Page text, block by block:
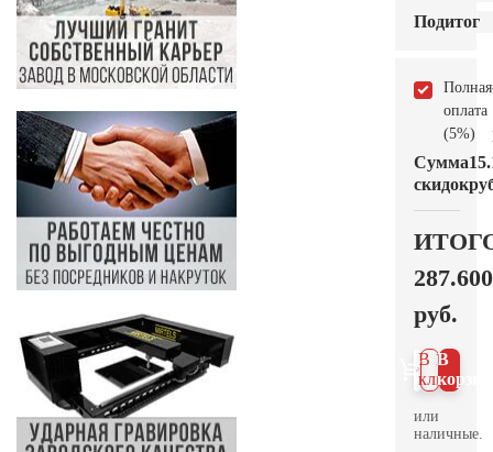
Подитог
Полная
оплата
(5%)
Сумма
скидок
287.600
руб.
В
В 1
клик
или
наличные.